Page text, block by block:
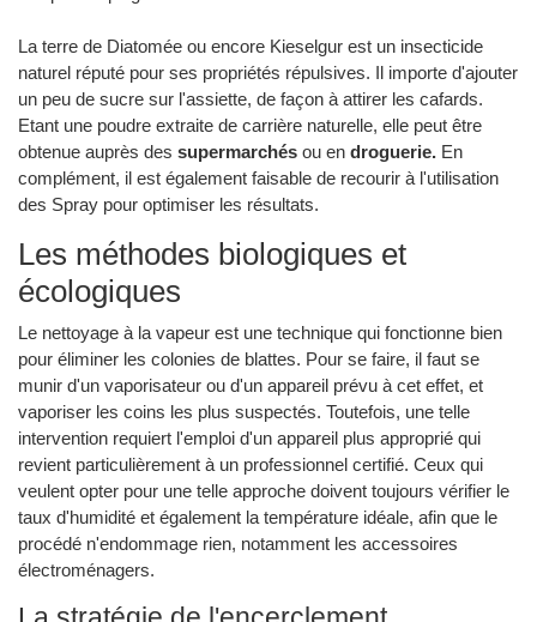
La terre de Diatomée ou encore Kieselgur est un insecticide
naturel réputé pour ses propriétés répulsives. Il importe d'ajouter
un peu de sucre sur l'assiette, de façon à attirer les cafards.
Etant une poudre extraite de carrière naturelle, elle peut être
obtenue auprès des supermarchés ou en droguerie. En
complément, il est également faisable de recourir à l'utilisation
des Spray pour optimiser les résultats.
Les méthodes biologiques et
écologiques
Le nettoyage à la vapeur est une technique qui fonctionne bien
pour éliminer les colonies de blattes. Pour se faire, il faut se
munir d'un vaporisateur ou d'un appareil prévu à cet effet, et
vaporiser les coins les plus suspectés. Toutefois, une telle
intervention requiert l'emploi d'un appareil plus approprié qui
revient particulièrement à un professionnel certifié. Ceux qui
veulent opter pour une telle approche doivent toujours vérifier le
taux d'humidité et également la température idéale, afin que le
procédé n'endommage rien, notamment les accessoires
électroménagers.